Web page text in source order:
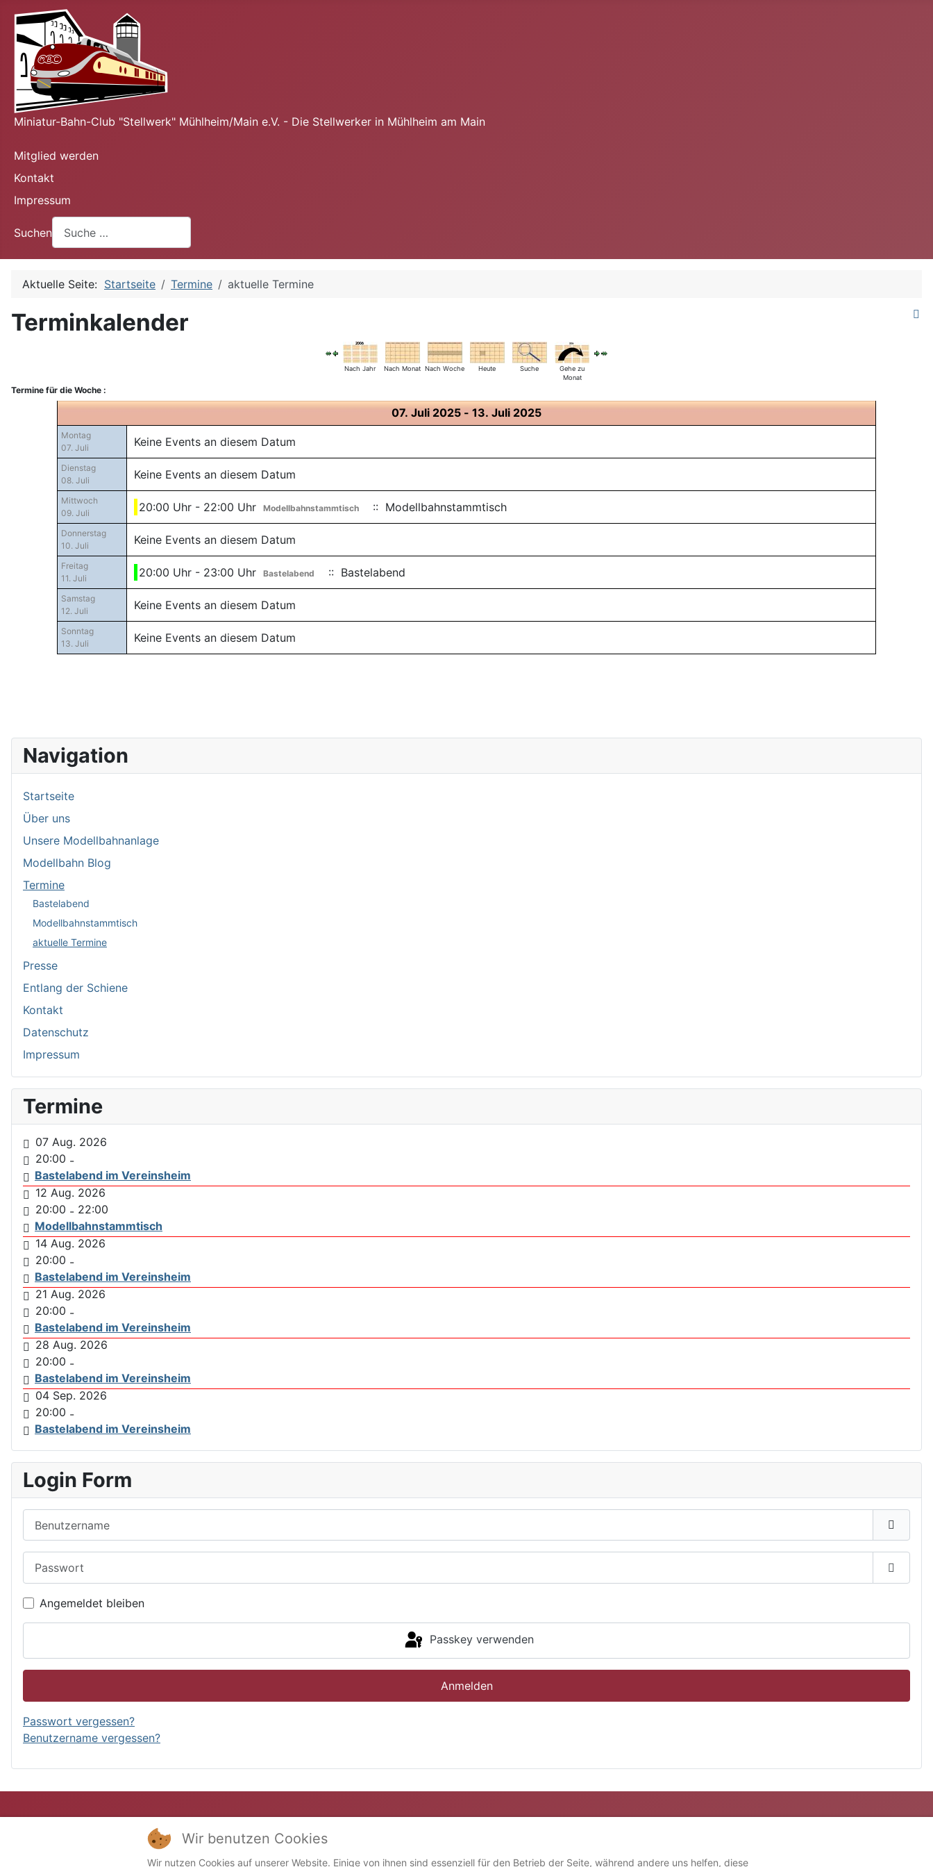
Miniatur-Bahn-Club "Stellwerk" Mühlheim/Main e.V. - Die Stellwerker in Mühlheim am Main
Mitglied werden
Kontakt
Impressum
Suchen
Aktuelle Seite: Startseite Termine aktuelle Termine
Terminkalender
Nach Jahr Nach Monat Nach Woche Heute Suche
Gehe zu
Monat
Termine für die Woche :
07. Juli 2025 - 13. Juli 2025
Montag
07. Juli
Keine Events an diesem Datum
Dienstag
08. Juli
Keine Events an diesem Datum
Mittwoch
09. Juli
20:00 Uhr - 22:00 Uhr Modellbahnstammtisch :: Modellbahnstammtisch
Donnerstag
10. Juli
Keine Events an diesem Datum
Freitag
11. Juli
20:00 Uhr - 23:00 Uhr Bastelabend :: Bastelabend
Samstag
12. Juli
Keine Events an diesem Datum
Sonntag
13. Juli
Keine Events an diesem Datum
Navigation
Startseite
Über uns
Unsere Modellbahnanlage
Modellbahn Blog
Termine
Bastelabend
Modellbahnstammtisch
aktuelle Termine
Presse
Entlang der Schiene
Kontakt
Datenschutz
Impressum
Termine
07 Aug. 2026
20:00 -
Bastelabend im Vereinsheim
12 Aug. 2026
20:00 - 22:00
Modellbahnstammtisch
14 Aug. 2026
20:00 -
Bastelabend im Vereinsheim
21 Aug. 2026
20:00 -
Bastelabend im Vereinsheim
28 Aug. 2026
20:00 -
Bastelabend im Vereinsheim
04 Sep. 2026
20:00 -
Bastelabend im Vereinsheim
Login Form
Angemeldet bleiben
Passkey verwenden
Anmelden
Passwort vergessen?
Benutzername vergessen?
Wir benutzen Cookies
Wir nutzen Cookies auf unserer Website. Einige von ihnen sind essenziell für den Betrieb der Seite, während andere uns helfen, diese